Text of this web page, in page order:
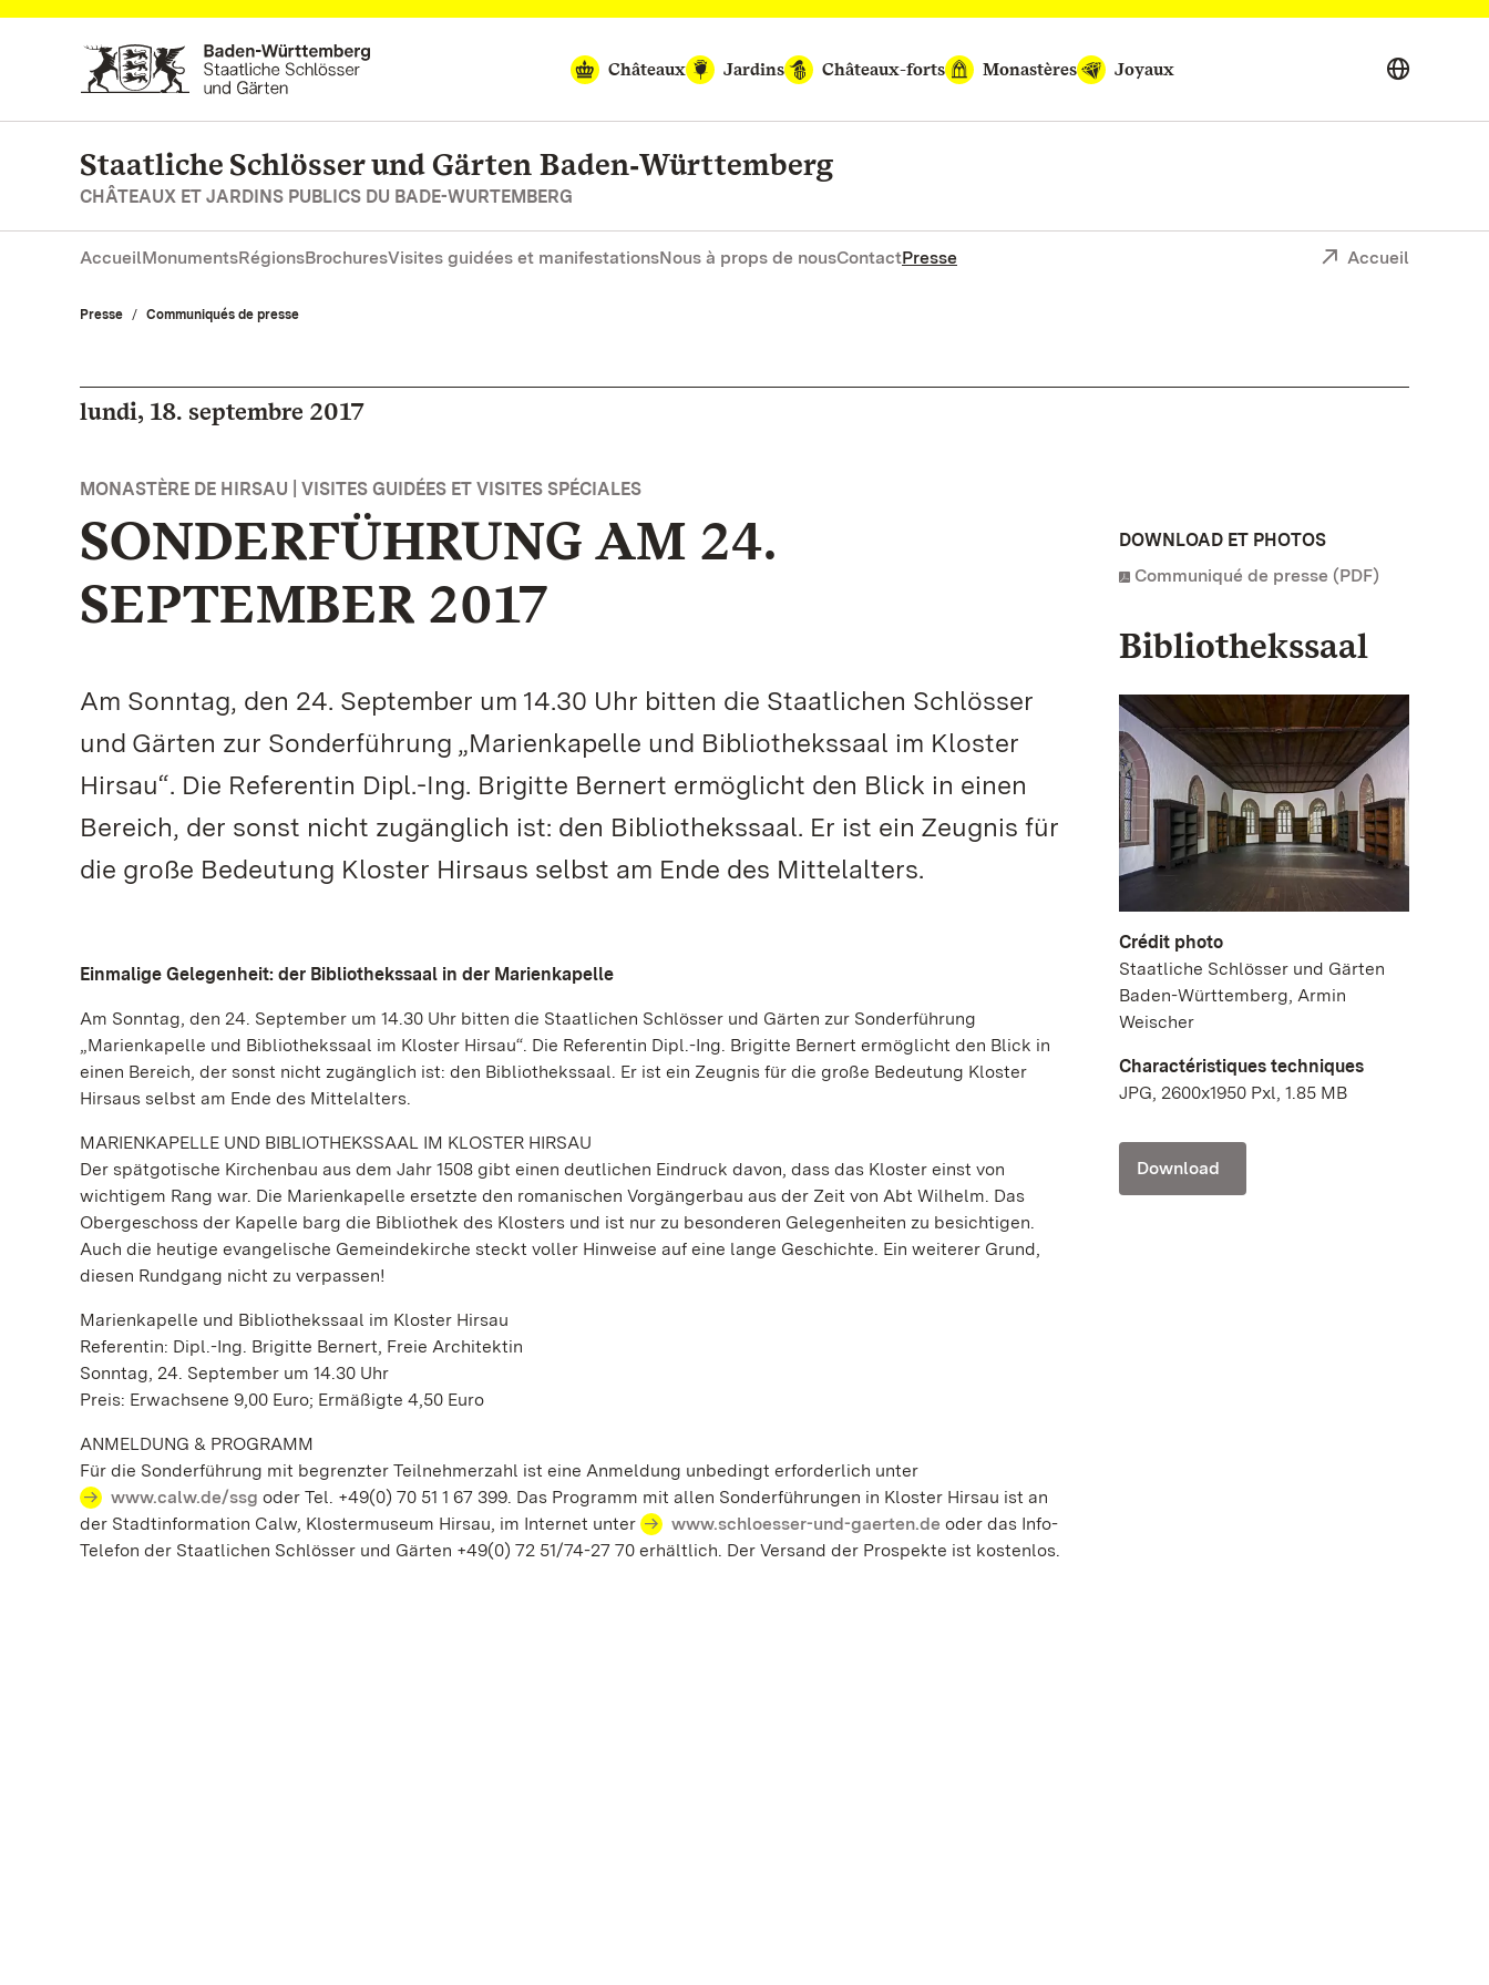
Vers la page d’accueil
Châteaux
Jardins Châteaux-forts Monastères Joyaux
Staatliche Schlösser und Gärten Baden‑Württemberg
CHÂTEAUX ET JARDINS PUBLICS DU BADE-WURTEMBERG
AccueilMonumentsRégionsBrochuresVisites guidées et manifestationsNous à props de nousContactPresse Accueil
Presse Communiqués de presse
lundi, 18. septembre 2017
MONASTÈRE DE HIRSAU | VISITES GUIDÉES ET VISITES SPÉCIALES
SONDERFÜHRUNG AM 24.
SEPTEMBER 2017
Am Sonntag, den 24. September um 14.30 Uhr bitten die Staatlichen Schlösser
und Gärten zur Sonderführung „Marienkapelle und Bibliothekssaal im Kloster
Hirsau“. Die Referentin Dipl.-Ing. Brigitte Bernert ermöglicht den Blick in einen
Bereich, der sonst nicht zugänglich ist: den Bibliothekssaal. Er ist ein Zeugnis für
die große Bedeutung Kloster Hirsaus selbst am Ende des Mittelalters.
Einmalige Gelegenheit: der Bibliothekssaal in der Marienkapelle
Am Sonntag, den 24. September um 14.30 Uhr bitten die Staatlichen Schlösser und Gärten zur Sonderführung
„Marienkapelle und Bibliothekssaal im Kloster Hirsau“. Die Referentin Dipl.-Ing. Brigitte Bernert ermöglicht den Blick in
einen Bereich, der sonst nicht zugänglich ist: den Bibliothekssaal. Er ist ein Zeugnis für die große Bedeutung Kloster
Hirsaus selbst am Ende des Mittelalters.
MARIENKAPELLE UND BIBLIOTHEKSSAAL IM KLOSTER HIRSAU
Der spätgotische Kirchenbau aus dem Jahr 1508 gibt einen deutlichen Eindruck davon, dass das Kloster einst von
wichtigem Rang war. Die Marienkapelle ersetzte den romanischen Vorgängerbau aus der Zeit von Abt Wilhelm. Das
Obergeschoss der Kapelle barg die Bibliothek des Klosters und ist nur zu besonderen Gelegenheiten zu besichtigen.
Auch die heutige evangelische Gemeindekirche steckt voller Hinweise auf eine lange Geschichte. Ein weiterer Grund,
diesen Rundgang nicht zu verpassen!
Marienkapelle und Bibliothekssaal im Kloster Hirsau
Referentin: Dipl.-Ing. Brigitte Bernert, Freie Architektin
Sonntag, 24. September um 14.30 Uhr
Preis: Erwachsene 9,00 Euro; Ermäßigte 4,50 Euro
ANMELDUNG & PROGRAMM
Für die Sonderführung mit begrenzter Teilnehmerzahl ist eine Anmeldung unbedingt erforderlich unter
www.calw.de/ssg oder Tel. +49(0) 70 51 1 67 399. Das Programm mit allen Sonderführungen in Kloster Hirsau ist an
der Stadtinformation Calw, Klostermuseum Hirsau, im Internet unter
www.schloesser-und-gaerten.de oder das Info-
Telefon der Staatlichen Schlösser und Gärten +49(0) 72 51/74-27 70 erhältlich. Der Versand der Prospekte ist kostenlos.
DOWNLOAD ET PHOTOS
Communiqué de presse (PDF)
Bibliothekssaal
Crédit photo
Staatliche Schlösser und Gärten
Baden-Württemberg, Armin
Weischer
Charactéristiques techniques
JPG, 2600x1950 Pxl, 1.85 MB
Download